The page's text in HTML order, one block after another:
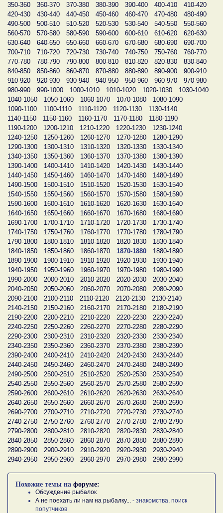
350-360
360-370 370-380 380-390 390-400 400-410
410-420
420-430
430-440 440-450 450-460 460-470 470-480
480-490
490-500
500-510 510-520 520-530 530-540 540-550
550-560
560-570
570-580 580-590 590-600 600-610 610-620
620-630
630-640
640-650 650-660 660-670 670-680 680-690
690-700
700-710
710-720 720-730 730-740 740-750 750-760
760-770
770-780
780-790 790-800 800-810 810-820 820-830
830-840
840-850
850-860 860-870 870-880 880-890 890-900
900-910
910-920
920-930 930-940 940-950 950-960 960-970
970-980
980-990
990-1000 1000-1010 1010-1020 1020-1030
1030-1040
1040-1050
1050-1060 1060-1070 1070-1080
1080-1090
1090-1100
1100-1110 1110-1120 1120-1130
1130-1140
1140-1150
1150-1160 1160-1170 1170-1180
1180-1190
1190-1200
1200-1210 1210-1220 1220-1230
1230-1240
1240-1250
1250-1260 1260-1270 1270-1280
1280-1290
1290-1300
1300-1310 1310-1320 1320-1330
1330-1340
1340-1350
1350-1360 1360-1370 1370-1380
1380-1390
1390-1400
1400-1410 1410-1420 1420-1430
1430-1440
1440-1450
1450-1460 1460-1470 1470-1480
1480-1490
1490-1500
1500-1510 1510-1520 1520-1530
1530-1540
1540-1550
1550-1560 1560-1570 1570-1580
1580-1590
1590-1600
1600-1610 1610-1620 1620-1630
1630-1640
1640-1650
1650-1660 1660-1670 1670-1680
1680-1690
1690-1700
1700-1710 1710-1720 1720-1730
1730-1740
1740-1750
1750-1760 1760-1770 1770-1780
1780-1790
1790-1800
1800-1810 1810-1820 1820-1830
1830-1840
1840-1850
1850-1860 1860-1870 1870-1880
1880-1890
1890-1900
1900-1910 1910-1920 1920-1930
1930-1940
1940-1950
1950-1960 1960-1970 1970-1980
1980-1990
1990-2000
2000-2010 2010-2020 2020-2030
2030-2040
2040-2050
2050-2060 2060-2070 2070-2080
2080-2090
2090-2100
2100-2110 2110-2120 2120-2130
2130-2140
2140-2150
2150-2160 2160-2170 2170-2180
2180-2190
2190-2200
2200-2210 2210-2220 2220-2230
2230-2240
2240-2250
2250-2260 2260-2270 2270-2280
2280-2290
2290-2300
2300-2310 2310-2320 2320-2330
2330-2340
2340-2350
2350-2360 2360-2370 2370-2380
2380-2390
2390-2400
2400-2410 2410-2420 2420-2430
2430-2440
2440-2450
2450-2460 2460-2470 2470-2480
2480-2490
2490-2500
2500-2510 2510-2520 2520-2530
2530-2540
2540-2550
2550-2560 2560-2570 2570-2580
2580-2590
2590-2600
2600-2610 2610-2620 2620-2630
2630-2640
2640-2650
2650-2660 2660-2670 2670-2680
2680-2690
2690-2700
2700-2710 2710-2720 2720-2730
2730-2740
2740-2750
2750-2760 2760-2770 2770-2780
2780-2790
2790-2800
2800-2810 2810-2820 2820-2830
2830-2840
2840-2850
2850-2860 2860-2870 2870-2880
2880-2890
2890-2900
2900-2910 2910-2920 2920-2930
2930-2940
2940-2950
2950-2960 2960-2970 2970-2980 2980-2990
Похожие темы на форуме:
Обсуждение рыбалок
А не поехать ли нам на рыбалку...
- знакомства, поиск
попутчиков